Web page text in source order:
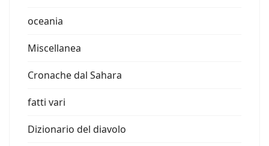
oceania
Miscellanea
Cronache dal Sahara
fatti vari
Dizionario del diavolo